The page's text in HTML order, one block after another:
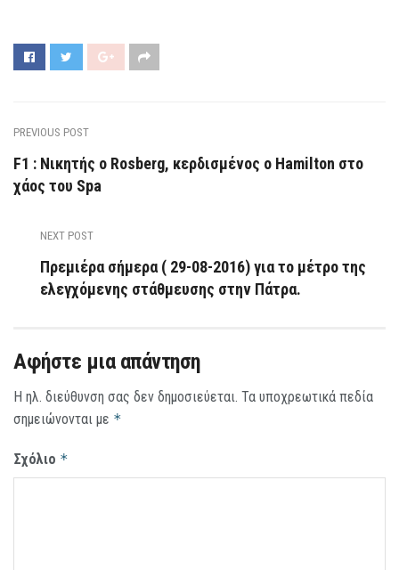
PREVIOUS POST
F1 : Νικητής ο Rosberg, κερδισμένος ο Hamilton στο
χάος του Spa
NEXT POST
Πρεμιέρα σήμερα ( 29-08-2016) για το μέτρο της
ελεγχόμενης στάθμευσης στην Πάτρα.
Αφήστε μια απάντηση
Η ηλ. διεύθυνση σας δεν δημοσιεύεται. Τα υποχρεωτικά πεδία
σημειώνονται με *
Σχόλιο *